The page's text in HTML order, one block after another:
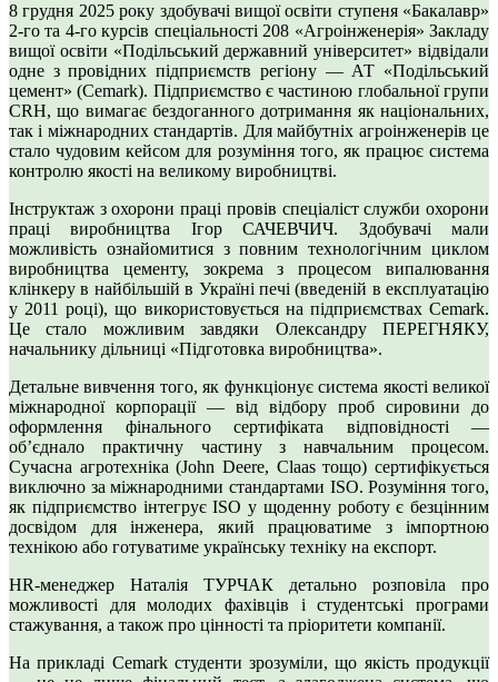
8 грудня 2025 року здобувачі вищої освіти ступеня «Бакалавр»
2-го та 4-го курсів спеціальності 208 «Агроінженерія» Закладу
вищої освіти «Подільський державний університет» відвідали
одне з провідних підприємств регіону — АТ «Подільський
цемент» (Cemark). Підприємство є частиною глобальної групи
CRH, що вимагає бездоганного дотримання як національних,
так і міжнародних стандартів. Для майбутніх агроінженерів це
стало чудовим кейсом для розуміння того, як працює система
контролю якості на великому виробництві.
Інструктаж з охорони праці провів спеціаліст служби охорони
праці виробництва Ігор САЧЕВЧИЧ. Здобувачі мали
можливість ознайомитися з повним технологічним циклом
виробництва цементу, зокрема з процесом випалювання
клінкеру в найбільшій в Україні печі (введеній в експлуатацію
у 2011 році), що використовується на підприємствах Cemark.
Це стало можливим завдяки Олександру ПЕРЕГНЯКУ,
начальнику дільниці «Підготовка виробництва».
Детальне вивчення того, як функціонує система якості великої
міжнародної корпорації — від відбору проб сировини до
оформлення фінального сертифіката відповідності —
об’єднало практичну частину з навчальним процесом.
Сучасна агротехніка (John Deere, Claas тощо) сертифікується
виключно за міжнародними стандартами ISO. Розуміння того,
як підприємство інтегрує ISO у щоденну роботу є безцінним
досвідом для інженера, який працюватиме з імпортною
технікою або готуватиме українську техніку на експорт.
HR-менеджер Наталія ТУРЧАК детально розповіла про
можливості для молодих фахівців і студентські програми
стажування, а також про цінності та пріоритети компанії.
На прикладі Cemark студенти зрозуміли, що якість продукції